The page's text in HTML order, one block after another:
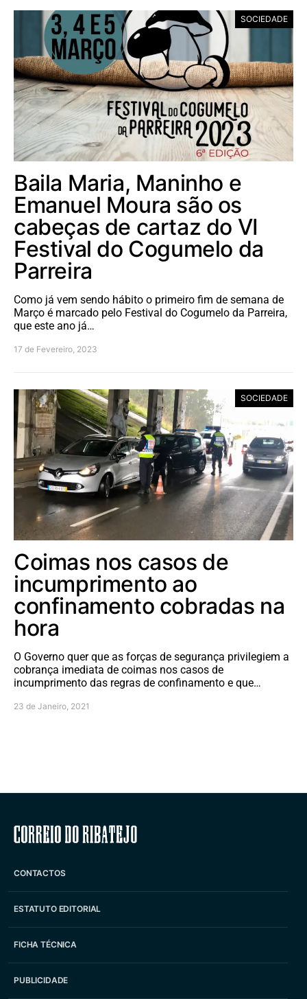
SOCIEDADE
Baila Maria, Maninho e
Emanuel Moura são os
cabeças de cartaz do VI
Festival do Cogumelo da
Parreira
Como já vem sendo hábito o primeiro fim de semana de
Março é marcado pelo Festival do Cogumelo da Parreira,
que este ano já…
17 de Fevereiro, 2023
SOCIEDADE
Coimas nos casos de
incumprimento ao
confinamento cobradas na
hora
O Governo quer que as forças de segurança privilegiem a
cobrança imediata de coimas nos casos de
incumprimento das regras de confinamento e que…
23 de Janeiro, 2021
Correio do Ribatejo
CONTACTOS
ESTATUTO EDITORIAL
FICHA TÉCNICA
PUBLICIDADE